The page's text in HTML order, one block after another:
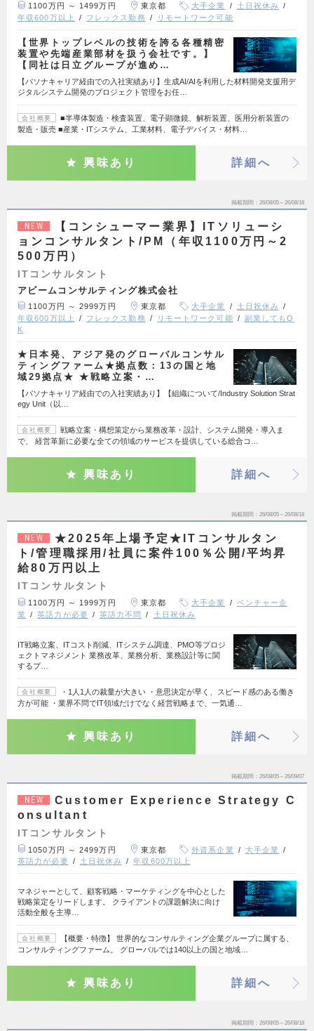
1100万円 ～ 1499万円 東京都 大手企業
土日祝休み
年収600万以上
フレックス勤務 リモートワーク可能
【世界トップレベルの技術を誇る各種精密
装置や先端産業部材を扱う会社です。】
【同社は日立グループが進め…
【パソナキャリア経由での入社実績あり】生成AI/AIを利用した材料開発支援用デ
ジタルシステム開発のプロジェクト管理をお任…
会社概要
■半導体製造・検査装置、電子顕微鏡、解析装置、医用分析装置の
製造・販売 ■産業・ITシステム、工業材料、電子デバイス・材料…
興味あり 詳細へ
掲載期間 26/08/05～26/08/18
NEW
【コンシューマー業界】ITソリューシ
ョンコンサルタント/PM（年収1100万円～2
500万円）
ITコンサルタント
アビームコンサルティング株式会社
1100万円 ～ 2999万円 東京都 大手企業
土日祝休み
年収600万以上
フレックス勤務 リモートワーク可能
副業してもO
K
★日本発、アジア発のグローバルコンサル
ティングファーム★拠点数：13の国と地
域29拠点★ ★戦略立案・…
【パソナキャリア経由での入社実績あり】【組織について/Industry Solution Strat
egy Unit（以…
会社概要
戦略立案・構想策定から業務改革・設計、システム開発・導入ま
で、 経営革新に必要な全ての領域のサービスを提供している総合コ…
興味あり 詳細へ
掲載期間 26/08/05～26/08/18
NEW
★2025年上場予定★ITコンサルタン
ト/管理職採用/社員に案件100％公開/平均昇
給80万円以上
ITコンサルタント
1100万円 ～ 1999万円 東京都 大手企業
ベンチャー企
業
英語力が必要 英語力不問 土日祝休み
IT戦略立案、ITコスト削減、ITシステム調達、PMO等プロジ
ェクトマネジメント 業務改革、業務分析、業務設計等に関
するプ…
会社概要
・1人1人の裁量が大きい ・意思決定が早く、スピード感のある働き
方が可能 ・業界不問でIT領域だけでなく経営戦略まで、一気通…
興味あり 詳細へ
掲載期間 26/08/05～26/09/07
NEW
Customer Experience Strategy C
onsultant
ITコンサルタント
1050万円 ～ 2499万円 東京都 外資系企業
大手企業
英語力が必要
土日祝休み 年収600万以上
マネジャーとして、顧客戦略・マーケティングを中心とした
戦略策定をリードします。 クライアントの課題解決に向け
活動全般を主導…
会社概要
【概要・特徴】 世界的なコンサルティング企業グループに属する、
コンサルティングファーム。 グローバルでは140以上の国と地域…
興味あり 詳細へ
掲載期間 26/08/05～26/08/18